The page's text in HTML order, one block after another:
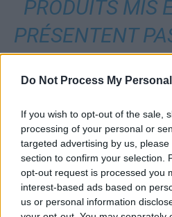
Do Not Process My
If you wish to opt-out of the sale,
processing of your personal or
targeted advertising by us,
section to confirm your selection.
opt-out request is processed you
interest-based ads based on
us or personal information
PRODUITS MIS
PRÉSENTENT
ALIEXPRESS,
DOIVENT ÊTRE
ET LEUR
Les plateformes ont été contactées
produits incriminés. Toutefois,
garantit qu’ils ne réapparaîtront